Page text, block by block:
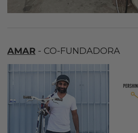
AMAR - CO-FUNDADORA